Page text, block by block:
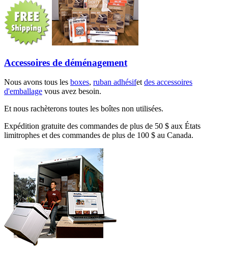
Accessoires de déménagement
Nous avons tous les boxes, ruban adhésifetdes accessoires
d'emballage vous avez besoin.
Et nous rachèterons toutes les boîtes non utilisées.
Expédition gratuite des commandes de plus de 50 $ aux États
limitrophes et des commandes de plus de 100 $ au Canada.